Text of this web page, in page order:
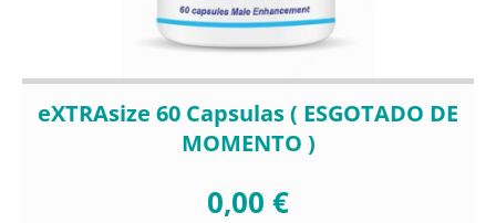
eXTRAsize 60 Capsulas ( ESGOTADO DE
MOMENTO )
0,00 €